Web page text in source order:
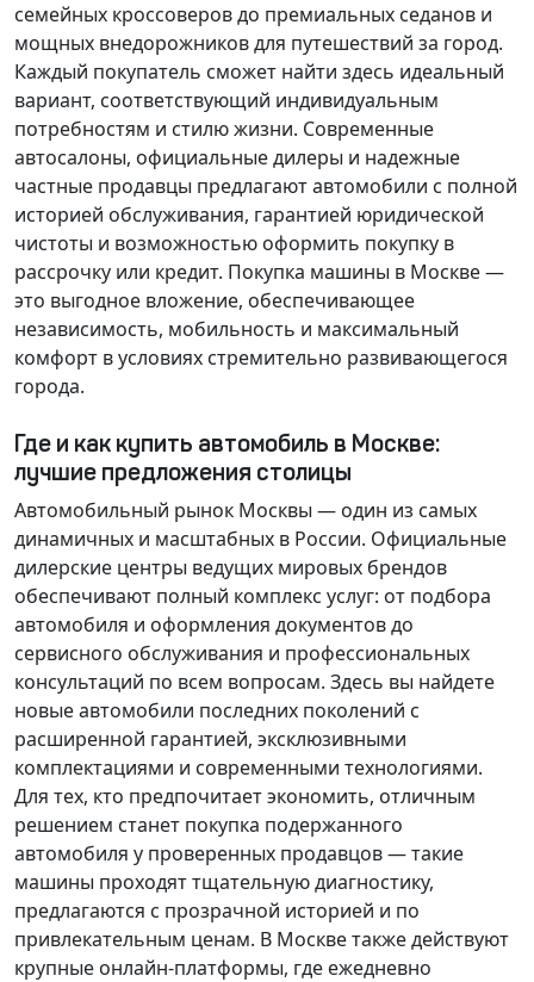
семейных кроссоверов до премиальных седанов и
мощных внедорожников для путешествий за город.
Каждый покупатель сможет найти здесь идеальный
вариант, соответствующий индивидуальным
потребностям и стилю жизни. Современные
автосалоны, официальные дилеры и надежные
частные продавцы предлагают автомобили с полной
историей обслуживания, гарантией юридической
чистоты и возможностью оформить покупку в
рассрочку или кредит. Покупка машины в Москве —
это выгодное вложение, обеспечивающее
независимость, мобильность и максимальный
комфорт в условиях стремительно развивающегося
города.
Где и как купить автомобиль в Москве:
лучшие предложения столицы
Автомобильный рынок Москвы — один из самых
динамичных и масштабных в России. Официальные
дилерские центры ведущих мировых брендов
обеспечивают полный комплекс услуг: от подбора
автомобиля и оформления документов до
сервисного обслуживания и профессиональных
консультаций по всем вопросам. Здесь вы найдете
новые автомобили последних поколений с
расширенной гарантией, эксклюзивными
комплектациями и современными технологиями.
Для тех, кто предпочитает экономить, отличным
решением станет покупка подержанного
автомобиля у проверенных продавцов — такие
машины проходят тщательную диагностику,
предлагаются с прозрачной историей и по
привлекательным ценам. В Москве также действуют
крупные онлайн-платформы, где ежедневно